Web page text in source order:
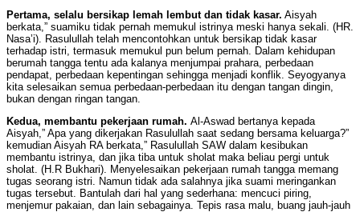
Pertama, selalu bersikap lemah lembut dan tidak kasar. Aisyah
berkata,” suamiku tidak pernah memukul istrinya meski hanya sekali. (HR.
Nasa’i). Rasulullah telah mencontohkan untuk bersikap tidak kasar
terhadap istri, termasuk memukul pun belum pernah. Dalam kehidupan
berumah tangga tentu ada kalanya menjumpai prahara, perbedaan
pendapat, perbedaan kepentingan sehingga menjadi konflik. Seyogyanya
kita selesaikan semua perbedaan-perbedaan itu dengan tangan dingin,
bukan dengan ringan tangan.
Kedua, membantu pekerjaan rumah. Al-Aswad bertanya kepada
Aisyah,” Apa yang dikerjakan Rasulullah saat sedang bersama keluarga?”
kemudian Aisyah RA berkata,” Rasulullah SAW dalam kesibukan
membantu istrinya, dan jika tiba untuk sholat maka beliau pergi untuk
sholat. (H.R Bukhari). Menyelesaikan pekerjaan rumah tangga memang
tugas seorang istri. Namun tidak ada salahnya jika suami meringankan
tugas tersebut. Bantulah dari hal yang sederhana: mencuci piring,
menjemur pakaian, dan lain sebagainya. Tepis rasa malu, buang jauh-jauh